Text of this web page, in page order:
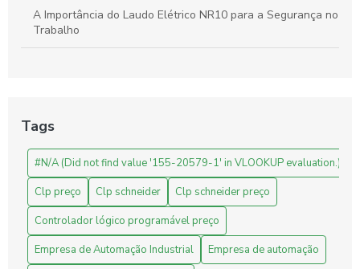
A Importância do Laudo Elétrico NR10 para a Segurança no
Trabalho
Sua Empresa
Automação Industrial: Melhore a Eficiência e Produtividade
da Sua Empresa
Avaliação de Projetos de Engenharia: Melhore Seus
Resultados com Análises Precisas
Tags
#N/A (Did not find value '155-20579-1' in VLOOKUP evaluation.)
Clp preço
Clp schneider
Clp schneider preço
Controlador lógico programável preço
Empresa de Automação Industrial
Empresa de automação